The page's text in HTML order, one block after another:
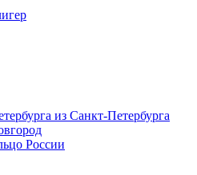
из Санкт-Петербурга
России